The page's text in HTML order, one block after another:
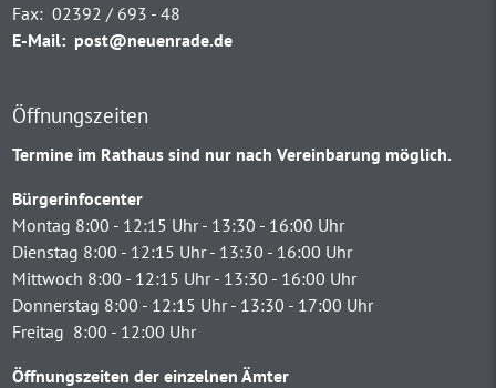
Fax: 02392 / 693 - 48
E-Mail: post@neuenrade.de
Öffnungszeiten
Termine im Rathaus sind nur nach Vereinbarung möglich.
Bürgerinfocenter
Montag 8:00 - 12:15 Uhr - 13:30 - 16:00 Uhr
Dienstag 8:00 - 12:15 Uhr - 13:30 - 16:00 Uhr
Mittwoch 8:00 - 12:15 Uhr - 13:30 - 16:00 Uhr
Donnerstag 8:00 - 12:15 Uhr - 13:30 - 17:00 Uhr
Freitag 8:00 - 12:00 Uhr
Öffnungszeiten der einzelnen Ämter